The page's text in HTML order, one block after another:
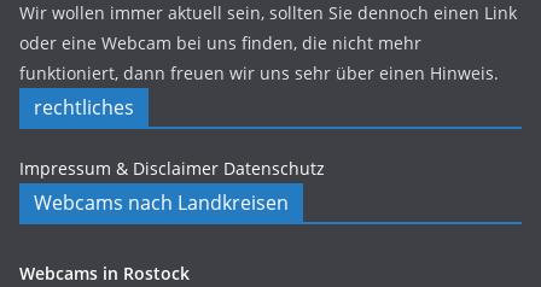
Wir wollen immer aktuell sein, sollten Sie dennoch einen Link
oder eine Webcam bei uns finden, die nicht mehr
funktioniert, dann freuen wir uns sehr über einen Hinweis.
rechtliches
Impressum & Disclaimer Datenschutz
Webcams nach Landkreisen
Webcams in Rostock